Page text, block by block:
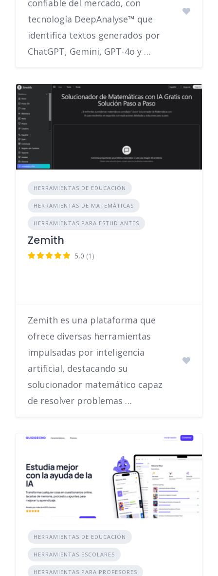
confiable del mercado, con
tecnología DeepAnalyse™ que
identifica textos generados por
ChatGPT, Gemini, GPT-4o y …
HERRAMIENTAS DE EDUCACIÓN
HERRAMIENTAS DE MATEMÁTICAS
HERRAMIENTAS PARA ESTUDIANTES
Zemith
5,0 (1)
Zemith es una plataforma que
ofrece diversas herramientas
impulsadas por inteligencia
artificial, destacando su
solucionador matemático capaz
de resolver problemas …
HERRAMIENTAS DE EDUCACIÓN
HERRAMIENTAS ESCOLARES
HERRAMIENTAS PARA PROFESORES